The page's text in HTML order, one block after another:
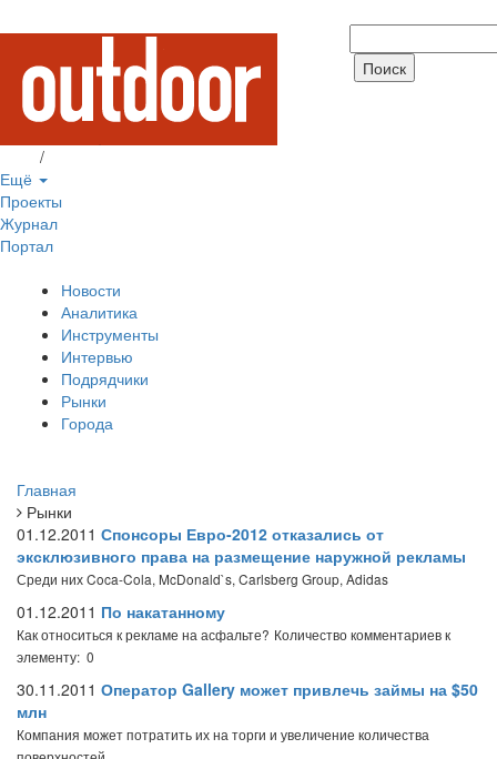
/
Ещё
Проекты
Журнал
Портал
Новости
Аналитика
Инструменты
Интервью
Подрядчики
Рынки
Города
Главная
Рынки
01.12.2011 Спонсоры Евро-2012 отказались от
эксклюзивного права на размещение наружной рекламы
Среди них Coca-Cola, McDonald`s, Carlsberg Group, Adidas
01.12.2011 По накатанному
Как относиться к рекламе на асфальте? Количество комментариев к
элементу: 0
30.11.2011 Оператор Gallery может привлечь займы на $50
млн
Компания может потратить их на торги и увеличение количества